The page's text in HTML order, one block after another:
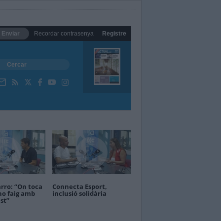
Recordar contrasenya Registre
Enviar
“On toca
faig amb
Connecta Esport,
inclusió solidària